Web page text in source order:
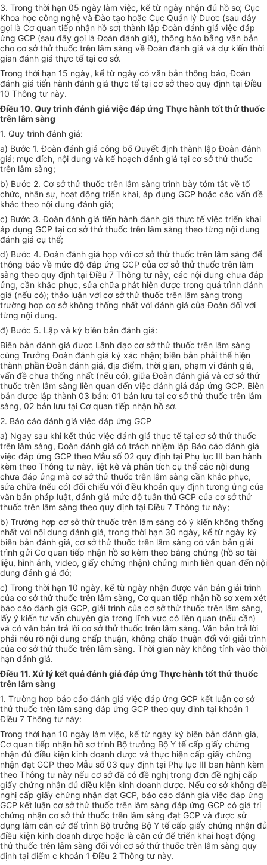
3. Trong thời hạn 05 ngày làm việc, kể từ ngày nhận đủ hồ sơ, Cục
Khoa học công nghệ và Đào tạo hoặc Cục Quản lý Dược (sau đây
gọi là Cơ quan tiếp nhận hồ sơ) thành lập Đoàn đánh giá việc đáp
ứng GCP (sau đây gọi là Đoàn đánh giá), thông báo bằng văn bản
cho cơ sở thử thuốc trên lâm sàng về Đoàn đánh giá và dự kiến thời
gian đánh giá thực tế tại cơ sở.
Trong thời hạn 15 ngày, kể từ ngày có văn bản thông báo, Đoàn
đánh giá tiến hành đánh giá thực tế tại cơ sở theo quy định tại Điều
10 Thông tư này.
Điều 10. Quy trình đánh giá việc đáp ứng Thực hành tốt thử thuốc
trên lâm sàng
1. Quy trình đánh giá:
a) Bước 1. Đoàn đánh giá công bố Quyết định thành lập Đoàn đánh
giá; mục đích, nội dung và kế hoạch đánh giá tại cơ sở thử thuốc
trên lâm sàng;
b) Bước 2. Cơ sở thử thuốc trên lâm sàng trình bày tóm tắt về tổ
chức, nhân sự, hoạt động triển khai, áp dụng GCP hoặc các vấn đề
khác theo nội dung đánh giá;
c) Bước 3. Đoàn đánh giá tiến hành đánh giá thực tế việc triển khai
áp dụng GCP tại cơ sở thử thuốc trên lâm sàng theo từng nội dung
đánh giá cụ thể;
d) Bước 4. Đoàn đánh giá họp với cơ sở thử thuốc trên lâm sàng để
thông báo về mức độ đáp ứng GCP của cơ sở thử thuốc trên lâm
sàng theo quy định tại Điều 7 Thông tư này, các nội dung chưa đáp
ứng, cần khắc phục, sửa chữa phát hiện được trong quá trình đánh
giá (nếu có); thảo luận với cơ sở thử thuốc trên lâm sàng trong
trường hợp cơ sở không thống nhất với đánh giá của Đoàn đối với
từng nội dung.
đ) Bước 5. Lập và ký biên bản đánh giá:
Biên bản đánh giá được Lãnh đạo cơ sở thử thuốc trên lâm sàng
cùng Trưởng Đoàn đánh giá ký xác nhận; biên bản phải thể hiện
thành phần Đoàn đánh giá, địa điểm, thời gian, phạm vi đánh giá,
vấn đề chưa thống nhất (nếu có), giữa Đoàn đánh giá và cơ sở thử
thuốc trên lâm sàng liên quan đến việc đánh giá đáp ứng GCP. Biên
bản được lập thành 03 bản: 01 bản lưu tại cơ sở thử thuốc trên lâm
sàng, 02 bản lưu tại Cơ quan tiếp nhận hồ sơ.
2. Báo cáo đánh giá việc đáp ứng GCP
a) Ngay sau khi kết thúc việc đánh giá thực tế tại cơ sở thử thuốc
trên lâm sàng, Đoàn đánh giá có trách nhiệm lập Báo cáo đánh giá
việc đáp ứng GCP theo Mẫu số 02 quy định tại Phụ lục III ban hành
kèm theo Thông tư này, liệt kê và phân tích cụ thể các nội dung
chưa đáp ứng mà cơ sở thử thuốc trên lâm sàng cần khắc phục,
sửa chữa (nếu có) đối chiếu với điều khoản quy định tương ứng của
văn bản pháp luật, đánh giá mức độ tuân thủ GCP của cơ sở thử
thuốc trên lâm sàng theo quy định tại Điều 7 Thông tư này;
b) Trường hợp cơ sở thử thuốc trên lâm sàng có ý kiến không thống
nhất với nội dung đánh giá, trong thời hạn 30 ngày, kể từ ngày ký
biên bản đánh giá, cơ sở thử thuốc trên lâm sàng có văn bản giải
trình gửi Cơ quan tiếp nhận hồ sơ kèm theo bằng chứng (hồ sơ tài
liệu, hình ảnh, video, giấy chứng nhận) chứng minh liên quan đến nội
dung đánh giá đó;
c) Trong thời hạn 10 ngày, kể từ ngày nhận được văn bản giải trình
của cơ sở thử thuốc trên lâm sàng, Cơ quan tiếp nhận hồ sơ xem xét
báo cáo đánh giá GCP, giải trình của cơ sở thử thuốc trên lâm sàng,
lấy ý kiến tư vấn chuyên gia trong lĩnh vực có liên quan (nếu cần)
và có văn bản trả lời cơ sở thử thuốc trên lâm sàng. Văn bản trả lời
phải nêu rõ nội dung chấp thuận, không chấp thuận đối với giải trình
của cơ sở thử thuốc trên lâm sàng. Thời gian này không tính vào thời
hạn đánh giá.
Điều 11. Xử lý kết quả đánh giá đáp ứng Thực hành tốt thử thuốc
trên lâm sàng
1. Trường hợp báo cáo đánh giá việc đáp ứng GCP kết luận cơ sở
thử thuốc trên lâm sàng đáp ứng GCP theo quy định tại khoản 1
Điều 7 Thông tư này:
Trong thời hạn 10 ngày làm việc, kể từ ngày ký biên bản đánh giá,
Cơ quan tiếp nhận hồ sơ trình Bộ trưởng Bộ Y tếcấp giấy chứng
nhận đủ điều kiện kinh doanh dược và thực hiện cấp giấy chứng
nhận đạt GCP theo Mẫu số 03 quy định tại Phụ lục III ban hành kèm
theo Thông tư này nếu cơ sở đã có đề nghị trong đơn đề nghị cấp
giấy chứng nhận đủ điều kiện kinh doanh dược. Nếu cơ sở không đề
nghị cấp giấy chứng nhận đạt GCP, báo cáo đánh giá việc đáp ứng
GCP kết luận cơ sở thử thuốc trên lâm sàng đáp ứng GCP có giá trị
chứng nhận cơ sở thử thuốc trên lâm sàng đạt GCP và được sử
dụng làm căn cứ để trình Bộ trưởng Bộ Y tế cấp giấy chứng nhận đủ
điều kiện kinh doanh dược hoặc là căn cứ để triển khai hoạt động
thử thuốc trên lâm sàng đối với cơ sở thử thuốc trên lâm sàng quy
định tại điểm c khoản 1 Điều 2 Thông tư này.